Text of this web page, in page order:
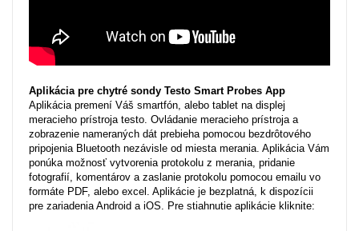
Aplikácia pre chytré sondy Testo Smart Probes App
Aplikácia premení Váš smartfón, alebo tablet na displej
meracieho prístroja testo. Ovládanie meracieho prístroja a
zobrazenie nameraných dát prebieha pomocou bezdrôtového
pripojenia Bluetooth nezávisle od miesta merania. Aplikácia Vám
ponúka možnosť vytvorenia protokolu z merania, pridanie
fotografií, komentárov a zaslanie protokolu pomocou emailu vo
formáte PDF, alebo excel. Aplikácie je bezplatná, k dispozícii
pre zariadenia Android a iOS. Pre stiahnutie aplikácie kliknite: